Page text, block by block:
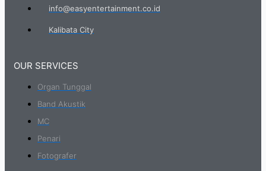
info@easyentertainment.co.id
Kalibata City
OUR SERVICES
Organ Tunggal
Band Akustik
MC
Penari
Fotografer